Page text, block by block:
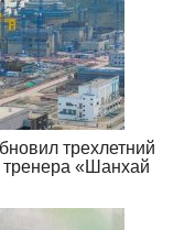
трехлетний
тренера «Шанхай